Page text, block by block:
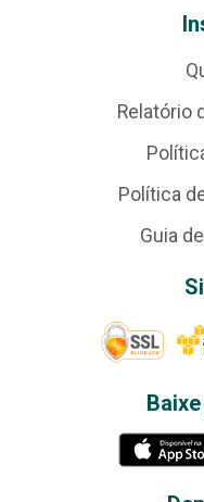
Relatório
Política
Guia